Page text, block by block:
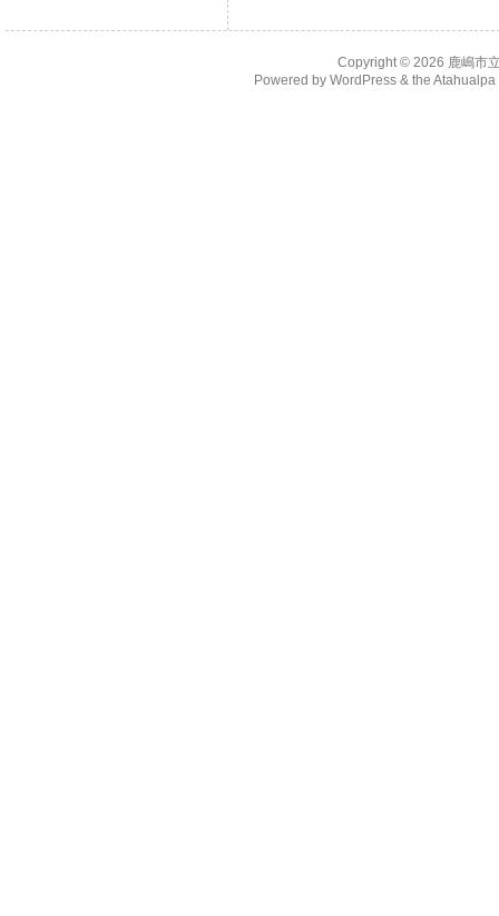
Copyright © 2026 鹿嶋市
Powered by WordPress& the Atahualpa